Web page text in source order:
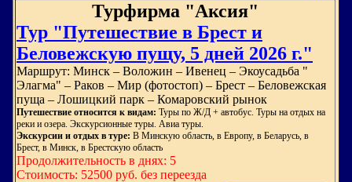
Турфирма "Аксия"
Тур "Путешествие в Брест и
Беловежскую пущу, 5 дней 2026 г."
Маршрут: Минск – Воложин – Ивенец – Экоусадьба "
Элагма" – Раков – Мир (фотостоп) – Брест – Беловежская
пуща – Лошицкий парк – Комаровский рынок
Путешествие относится к видам: Туры по Ж/Д + автобус. Туры на отдых на
реки и озера. Экскурсионные туры. Авиа туры.
Экскурсии и отдых в туре: В Минскую область, в Европу, в Беларусь, в
Брест, в Минск, в Брестскую область
Продолжительность в днях: 5
Стоимость: 52500 руб. без переезда